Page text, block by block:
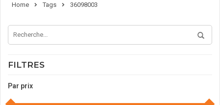
Home Tags 36098003
FILTRES
Par prix